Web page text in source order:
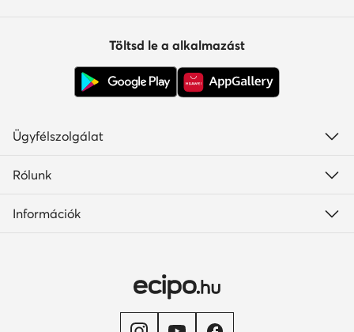
Töltsd le a alkalmazást
Ügyfélszolgálat
Rólunk
Információk